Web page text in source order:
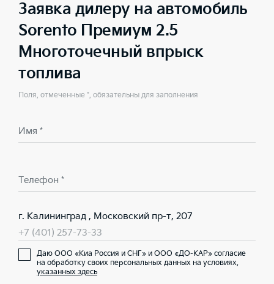
Заявка дилеру на автомобиль
Sorento Премиум 2.5
Многоточечный впрыск
топлива
Поля, отмеченные *, обязательны для заполнения
Имя *
Телефон *
г. Калининград , Московский пр-т, 207
+7 (401) 257-73-33
Даю ООО «Киа Россия и СНГ» и ООО «ДО-КАР» согласие
на обработку своих персональных данных на условиях,
указанных здесь